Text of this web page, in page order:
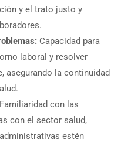
y el trato justo y
Capacidad para
laboral y resolver
asegurando la continuidad
Familiaridad con las
con el sector salud,
estén